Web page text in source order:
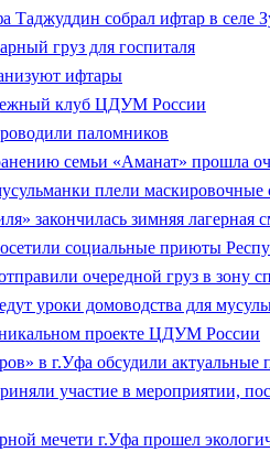
Таджуддин собрал ифтар в селе
груз для госпиталя
ифтары
клуб ЦДУМ России
паломников
семьи «Аманат» прошла
плели маскировочные
закончилась зимняя лагерная
социальные приюты
очередной груз в зону
уроки домоводства для
проекте ЦДУМ России
в г.Уфа обсудили актуальные
участие в мероприятии,
мечети г.Уфа прошел